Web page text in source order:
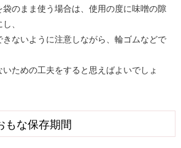
のまま使う場合は、使用の度に味噌の隙
、
ないように注意しながら、輪ゴムなどで
ための工夫をすると思えばよいでしょ
もな保存期間